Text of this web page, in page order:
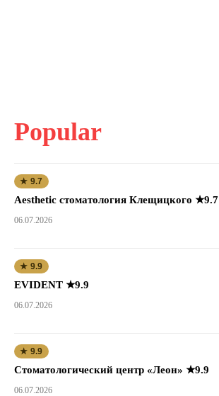
Popular
★ 9.7
Aesthetic стоматология Клещицкого ★9.7
06.07.2026
★ 9.9
EVIDENT ★9.9
06.07.2026
★ 9.9
Стоматологический центр «Леон» ★9.9
06.07.2026